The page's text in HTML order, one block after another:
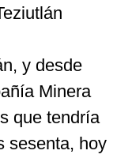
y desde
Minera
que tendría
sesenta, hoy